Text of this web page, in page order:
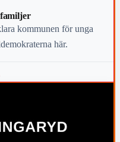
kommunen för unga
här.